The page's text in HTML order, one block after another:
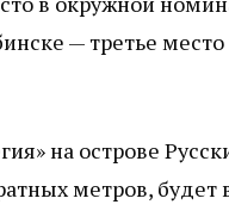
— третье место
на острове
метров, будет